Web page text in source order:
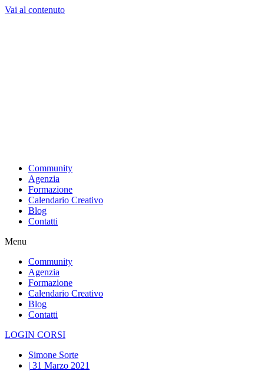
Vai al contenuto
Community
Agenzia
Formazione
Calendario Creativo
Blog
Contatti
Menu
Community
Agenzia
Formazione
Calendario Creativo
Blog
Contatti
LOGIN CORSI
Simone Sorte
| 31 Marzo 2021